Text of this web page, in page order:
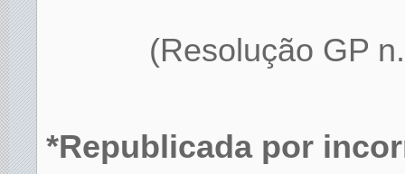
(Resolução GP
*Republicada por